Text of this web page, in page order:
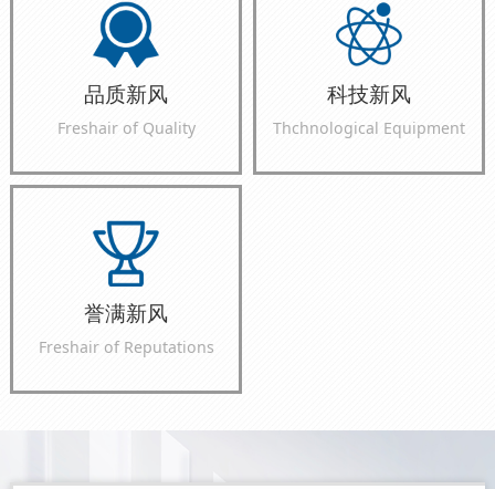
品质新风
Freshair of Quality
科技新风
Thchnological Equipment
誉满新风
Freshair of Reputations